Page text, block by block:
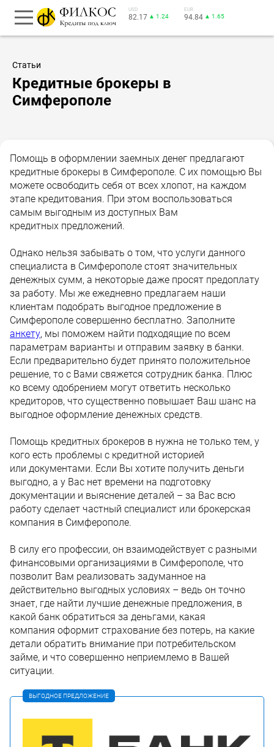
USD
82.17 ▲ 1.24
EUR
94.84 ▲ 1.65
Статьи
Кредитные брокеры в
Симферополе
Помощь в оформлении заемных денег предлагают
кредитные брокеры в Симферополе. С их помощью Вы
можете освободить себя от всех хлопот, на каждом
этапе кредитования. При этом воспользоваться
самым выгодным из доступных Вам
кредитных предложений.
Однако нельзя забывать о том, что услуги данного
специалиста в Симферополе стоят значительных
денежных сумм, а некоторые даже просят предоплату
за работу. Мы же ежедневно предлагаем наши
клиентам подобрать выгодное предложение в
Симферополе совершенно бесплатно. Заполните
анкету, мы поможем найти подходящие по всем
параметрам варианты и отправим заявку в банки.
Если предварительно будет принято положительное
решение, то с Вами свяжется сотрудник банка. Плюс
ко всему одобрением могут ответить несколько
кредиторов, что существенно повышает Ваш шанс на
выгодное оформление денежных средств.
Помощь кредитных брокеров в нужна не только тем, у
кого есть проблемы с кредитной историей
или документами. Если Вы хотите получить деньги
выгодно, а у Вас нет времени на подготовку
документации и выяснение деталей – за Вас всю
работу сделает частный специалист или брокерская
компания в Симферополе.
В силу его профессии, он взаимодействует с разными
финансовыми организациями в Симферополе, что
позволит Вам реализовать задуманное на
действительно выгодных условиях – ведь он точно
знает, где найти лучшие денежные предложения, в
какой банк обратиться за деньгами, какая
компания оформит страхование без потерь, на какие
детали обратить внимание при потребительском
займе, и что совершенно неприемлемо в Вашей
ситуации.
ВЫГОДНОЕ ПРЕДЛОЖЕНИЕ